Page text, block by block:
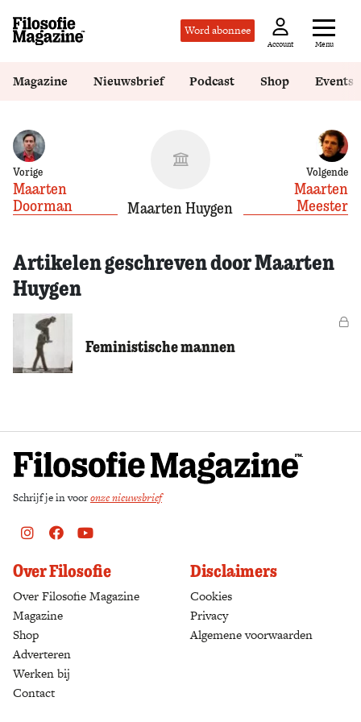
Word abonnee
Account Menu
Magazine Nieuwsbrief Podcast Shop Events
Vorige
Maarten
Doorman
Maarten Huygen
Volgende
Maarten
Meester
Artikelen geschreven door Maarten
Huygen
Feministische mannen
Schrijf je in vooronze nieuwsbrief
Instagram
FacebookYoutube
Over Filosofie
Over Filosofie Magazine
Magazine
Shop
Adverteren
Werken bij
Contact
Disclaimers
Cookies
Privacy
Algemene voorwaarden